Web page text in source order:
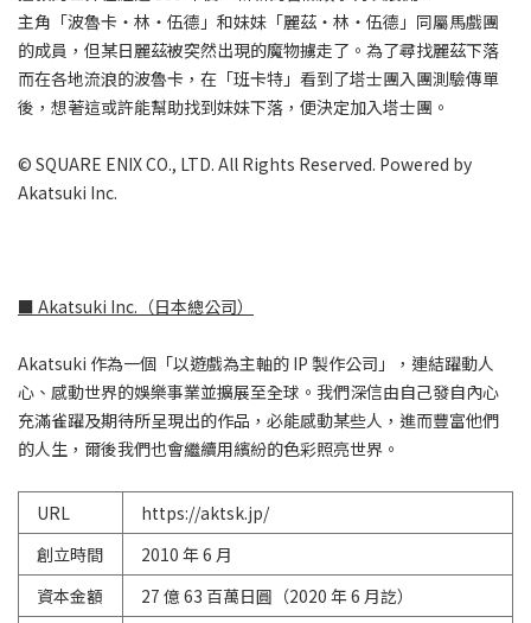
主角「波魯卡・林・伍德」和妹妹「麗茲・林・伍德」同屬馬戲團
的成員，但某日麗茲被突然出現的魔物擄走了。為了尋找麗茲下落
而在各地流浪的波魯卡，在「班卡特」看到了塔士團入團測驗傳單
後，想著這或許能幫助找到妹妹下落，便決定加入塔士團。
© SQUARE ENIX CO., LTD. All Rights Reserved. Powered by
Akatsuki Inc.
■ Akatsuki Inc.（日本總公司）
Akatsuki 作為一個「以遊戲為主軸的 IP 製作公司」，連結躍動人
心、感動世界的娛樂事業並擴展至全球。我們深信由自己發自內心
充滿雀躍及期待所呈現出的作品，必能感動某些人，進而豐富他們
的人生，爾後我們也會繼續用繽紛的色彩照亮世界。
URL
https://aktsk.jp/
創立時間
2010 年 6 月
資本金額
27 億 63 百萬日圓（2020 年 6 月訖）